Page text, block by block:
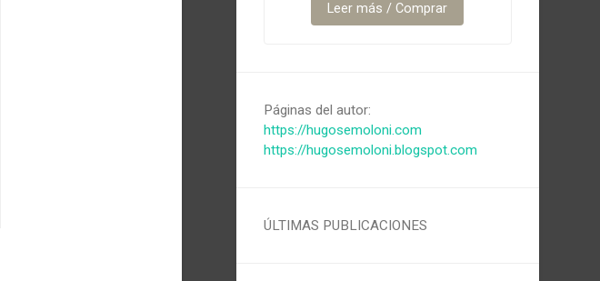
Leer más / Comprar
Páginas del autor:
https://hugosemoloni.com
https://hugosemoloni.blogspot.com
ÚLTIMAS PUBLICACIONES